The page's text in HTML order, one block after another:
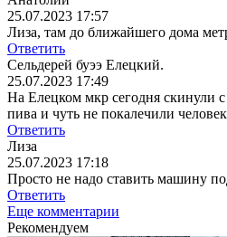
25.07.2023 17:57
Лиза, там до ближайшего дома
Ответить
Сельдерей буээ Елецкий.
25.07.2023 17:49
На Елецком мкр сегодня скинули
пива и чуть не покалечили
Ответить
Лиза
25.07.2023 17:18
Просто не надо ставить машину
Ответить
Еще комментарии
Рекомендуем